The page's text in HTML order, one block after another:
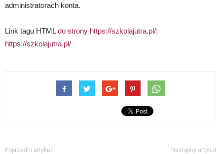
administratorach konta.
Link tagu HTMLdo strony https://szkolajutra.pl/:
https://szkolajutra.pl/
Poprzedni artykuł Następny artykuł